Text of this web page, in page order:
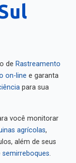
de Rastreamento
on-line e garanta
para sua
você monitorar
agrícolas,
além de seus
semirreboques.